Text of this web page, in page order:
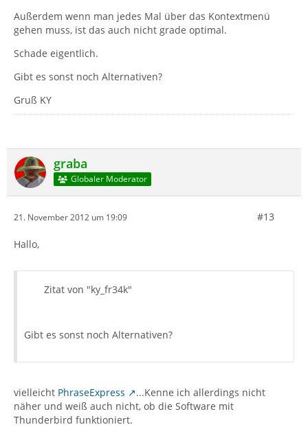
Außerdem wenn man jedes Mal über das Kontextmenü
gehen muss, ist das auch nicht grade optimal.
Schade eigentlich.
Gibt es sonst noch Alternativen?
Gruß KY
graba
Globaler Moderator
21. November 2012 um 19:09 #13
Hallo,
Zitat von "ky_fr34k"
Gibt es sonst noch Alternativen?
vielleicht PhraseExpress
...Kenne ich allerdings nicht
näher und weiß auch nicht, ob die Software mit
Thunderbird funktioniert.